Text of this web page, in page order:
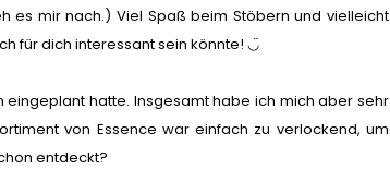
mir nach.) Viel Spaß beim Stöbern und vielleicht
für dich interessant sein könnte! ◡̈
eingeplant hatte. Insgesamt habe ich mich aber sehr
von Essence war einfach zu verlockend, um
entdeckt?